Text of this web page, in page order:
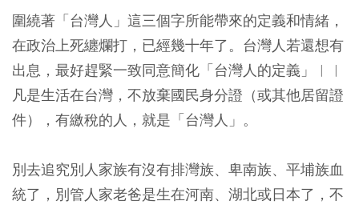
圍繞著「台灣人」這三個字所能帶來的定義和情緒，
在政治上死纏爛打，已經幾十年了。台灣人若還想有
出息，最好趕緊一致同意簡化「台灣人的定義」︱︱
凡是生活在台灣，不放棄國民身分證（或其他居留證
件），有繳稅的人，就是「台灣人」。
別去追究別人家族有沒有排灣族、卑南族、平埔族血
統了，別管人家老爸是生在河南、湖北或日本了，不